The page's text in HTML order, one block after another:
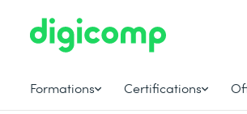
Formations Certifications